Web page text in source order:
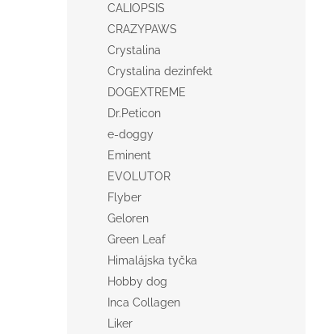
CALIOPSIS
CRAZYPAWS
Crystalina
Crystalina dezinfekt
DOGEXTREME
Dr.Peticon
e-doggy
Eminent
EVOLUTOR
Flyber
Geloren
Green Leaf
Himalájska tyčka
Hobby dog
Inca Collagen
Liker